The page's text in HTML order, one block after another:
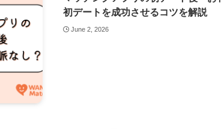
初デートを成功させるコツを解説
June 2, 2026